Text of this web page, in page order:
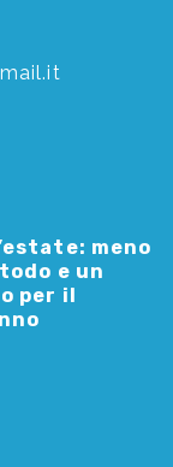
meno
e un
per il